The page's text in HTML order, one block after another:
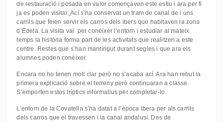
de restauració i posada en valor començaven este estiu i ara per fi
ja es poden visitar. Ací s’ha conservat un tram de canal de i uns
carrils que feien servir els carros dels ibers que habitaven la zona
d’Edeta. La visita val per conèixer l’entorn i estudiar al mateix
temps la història forma part de les activitats que realitzen a este
centre. Restes que s’han mantingut durant segles i que ara els
alumnes poden conèixer.
Encara no ho tenen molt clar però no s’acaba ací. Ara han rebut la
primera explicació sobre el terreny però continuaran a classe.
S’emporten estos tríptics informatius per completar-lo.
L’entorn de la Covatella s’ha datat a l’època ibera per als carrils
dels carros que el travessen i la canal andalusí. Des de